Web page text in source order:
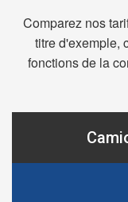
Comparez nos
titre d'exemple,
fonctions de la